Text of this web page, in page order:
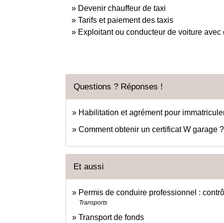
Devenir chauffeur de taxi
Tarifs et paiement des taxis
Exploitant ou conducteur de voiture avec
Questions ? Réponses !
Habilitation et agrément pour
Comment obtenir un certificat W garage ?
Et aussi
Permis de conduire professionnel :
Transports
Transport de fonds